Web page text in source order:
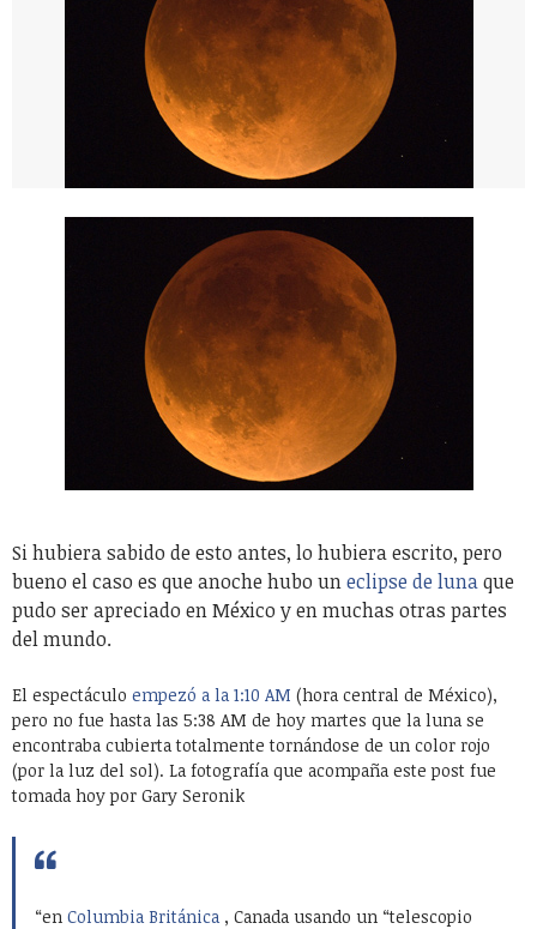
Si hubiera sabido de esto antes, lo hubiera escrito, pero
bueno el caso es que anoche hubo uneclipse de lunaque
pudo ser apreciado en México y en muchas otras partes
del mundo.
El espectáculo empezó a la 1:10 AM (hora central de México),
pero no fue hasta las 5:38 AM de hoy martes que la luna se
encontraba cubierta totalmente tornándose de un color rojo
(por la luz del sol). La fotografía que acompaña este post fue
tomada hoy por Gary Seronik
“en Columbia Británica , Canada usando un “telescopio